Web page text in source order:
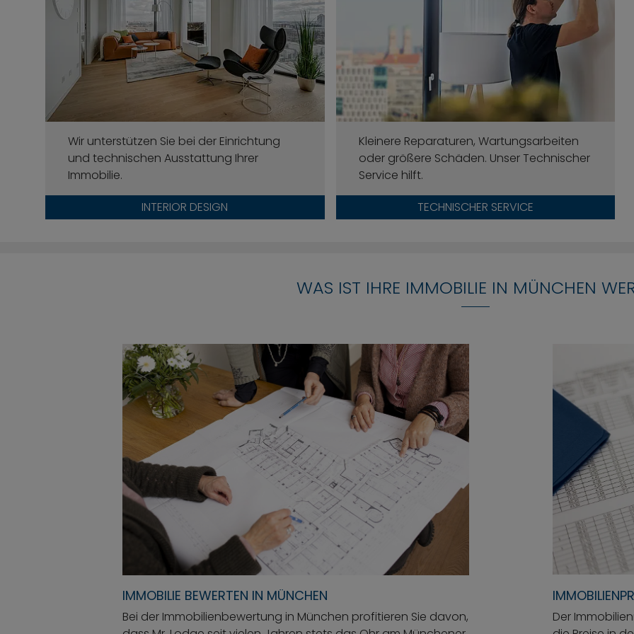
Wir unterstützen Sie bei der Einrichtung
und technischen Ausstattung Ihrer
Immobilie.
INTERIOR DESIGN
Kleinere Reparaturen, Wartungsarbeiten
oder größere Schäden. Unser Technischer
Service hilft.
TECHNISCHER SERVICE
WAS IST IHRE IMMOBILIE IN MÜNCHEN
IMMOBILIE BEWERTEN IN MÜNCHEN
Bei der Immobilienbewertung in München profitieren Sie davon,
Der